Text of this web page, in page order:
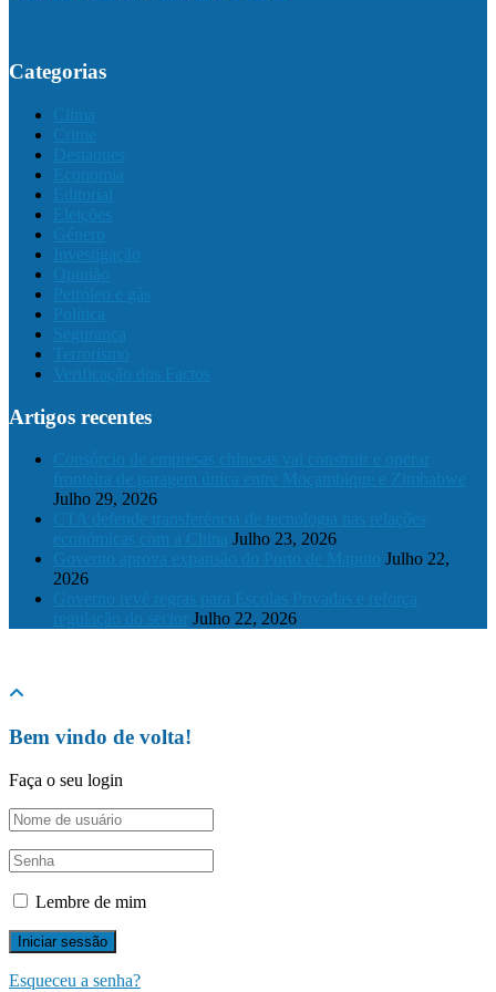
Categorias
Artigos recentes
Julho 29, 2026
Julho 23, 2026
Julho 22,
2026
Julho 22, 2026
Bem vindo de volta!
Faça o seu login
Lembre de mim
Esqueceu a senha?